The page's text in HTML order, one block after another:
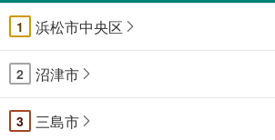
1 浜松市中央区
2 沼津市
3 三島市